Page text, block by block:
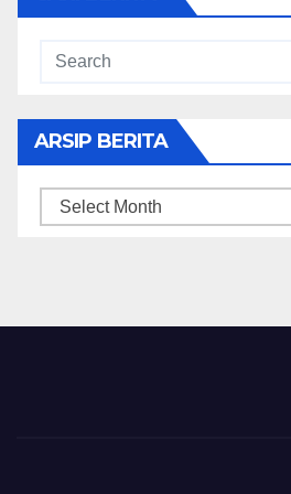
ARSIP BERITA
ARSIP